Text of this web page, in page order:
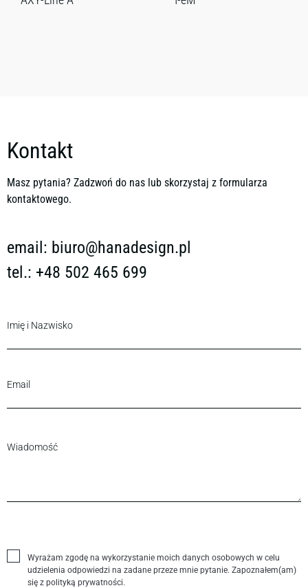
Kontakt
Masz pytania? Zadzwoń do nas lub skorzystaj z formularza
kontaktowego.
email: biuro@hanadesign.pl
tel.: +48 502 465 699
Wyrażam zgodę na wykorzystanie moich danych osobowych w celu
udzielenia odpowiedzi na zadane przeze mnie pytanie. Zapoznałem(am)
się z polityką prywatności.